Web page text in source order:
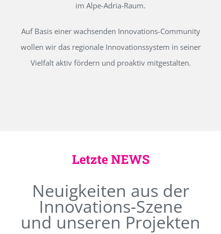
im Alpe-Adria-Raum.
Auf Basis einer wachsenden Innovations-Community
wollen wir das regionale Innovationssystem in seiner
Vielfalt aktiv fördern und proaktiv mitgestalten.
Letzte NEWS
Neuigkeiten aus der
Innovations-Szene
und unseren Projekten